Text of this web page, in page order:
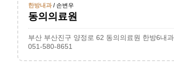
한방내과/ 손변우
동의의료원
051-580-8651